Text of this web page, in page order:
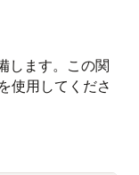
します。この関
を使用してくださ